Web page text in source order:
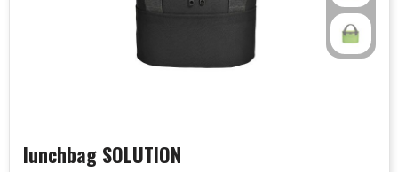
lunchbag SOLUTION